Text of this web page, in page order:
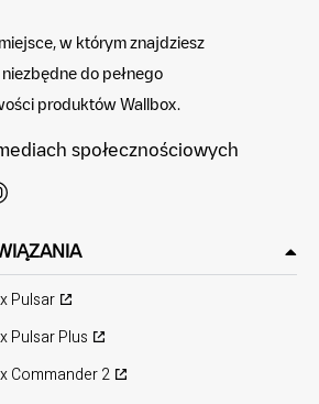
w którym znajdziesz
do pełnego
produktów Wallbox.
społecznościowych
Pulsar
Pulsar Plus
Commander 2